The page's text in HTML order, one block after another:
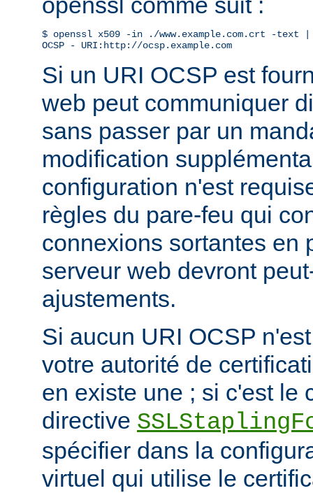
$ openssl x509 -in ./www.example.com.crt -text
OCSP - URI:http://ocsp.example.com
Si un URI OCSP est
web peut communiquer
sans passer par un
modification
configuration n'est
règles du pare-feu qui
connexions sortantes en
serveur web devront
ajustements.
Si aucun URI OCSP
votre autorité de
en existe une ; si c'est le
directive
spécifier dans la
virtuel qui utilise le